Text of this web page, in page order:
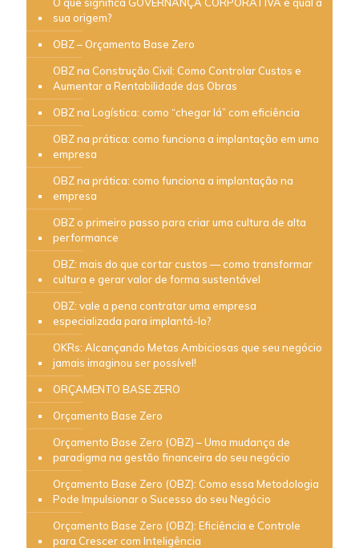
sua origem?
OBZ – Orçamento Base Zero
OBZ na Construção Civil: Como Controlar Custos e
Aumentar a Rentabilidade das Obras
OBZ na Logística: como “chegar lá” com eficiência
OBZ na prática: como funciona a implantação em uma
empresa
OBZ na prática: como funciona a implantação na
empresa
OBZ o primeiro passo para criar uma cultura de alta
performance
OBZ: mais do que cortar custos — como transformar
cultura e gerar valor de forma sustentável
OBZ: vale a pena contratar uma empresa
especializada para implantá-lo?
OKRs: Alcançando Metas Ambiciosas que seu negócio
jamais imaginou ser possível!
ORÇAMENTO BASE ZERO
Orçamento Base Zero
Orçamento Base Zero (OBZ) – Uma mudança de
paradigma na gestão financeira do seu negócio
Orçamento Base Zero (OBZ): Como essa Metodologia
Pode Impulsionar o Sucesso do seu Negócio
Orçamento Base Zero (OBZ): Eficiência e Controle
para Crescer com Inteligência